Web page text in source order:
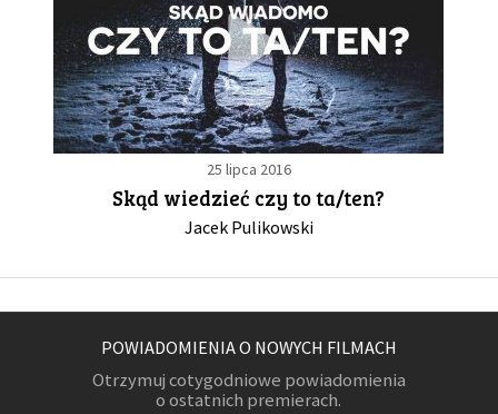
25 lipca 2016
Skąd wiedzieć czy to ta/ten?
Jacek Pulikowski
POWIADOMIENIA O NOWYCH FILMACH
Otrzymuj cotygodniowe powiadomienia
o ostatnich premierach.